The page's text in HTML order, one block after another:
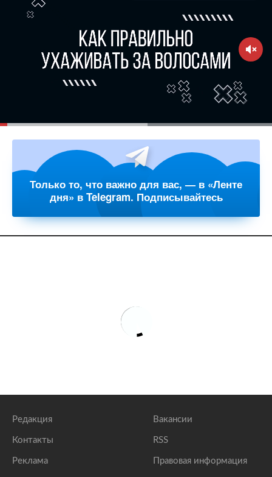
Только то, что важно для вас, — в «Ленте
дня» в Telegram. Подписывайтесь
Редакция
Контакты
Реклама
Вакансии
RSS
Правовая информация